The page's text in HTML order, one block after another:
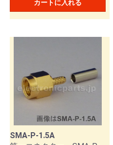
カートに入れる
SMA-P-1.5A